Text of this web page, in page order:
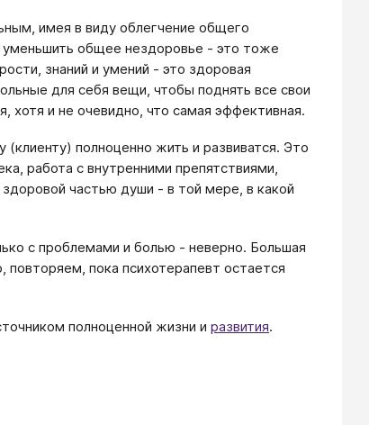
имея в виду облегчение общего
общее нездоровье - это тоже
знаний и умений - это здоровая
для себя вещи, чтобы поднять все свои
хотя и не очевидно, что самая эффективная.
полноценно жить и развиватся. Это
работа с внутренними препятствиями,
частью души - в той мере, в какой
с проблемами и болью - неверно. Большая
пока психотерапевт остается
полноценной жизни и развития.